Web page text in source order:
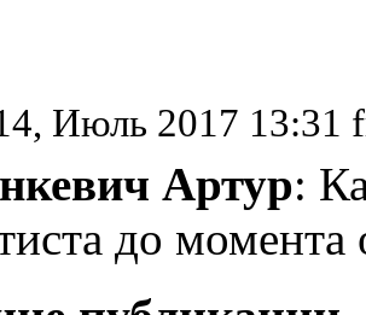
Июль 2017 13:31
Артур:
до момента